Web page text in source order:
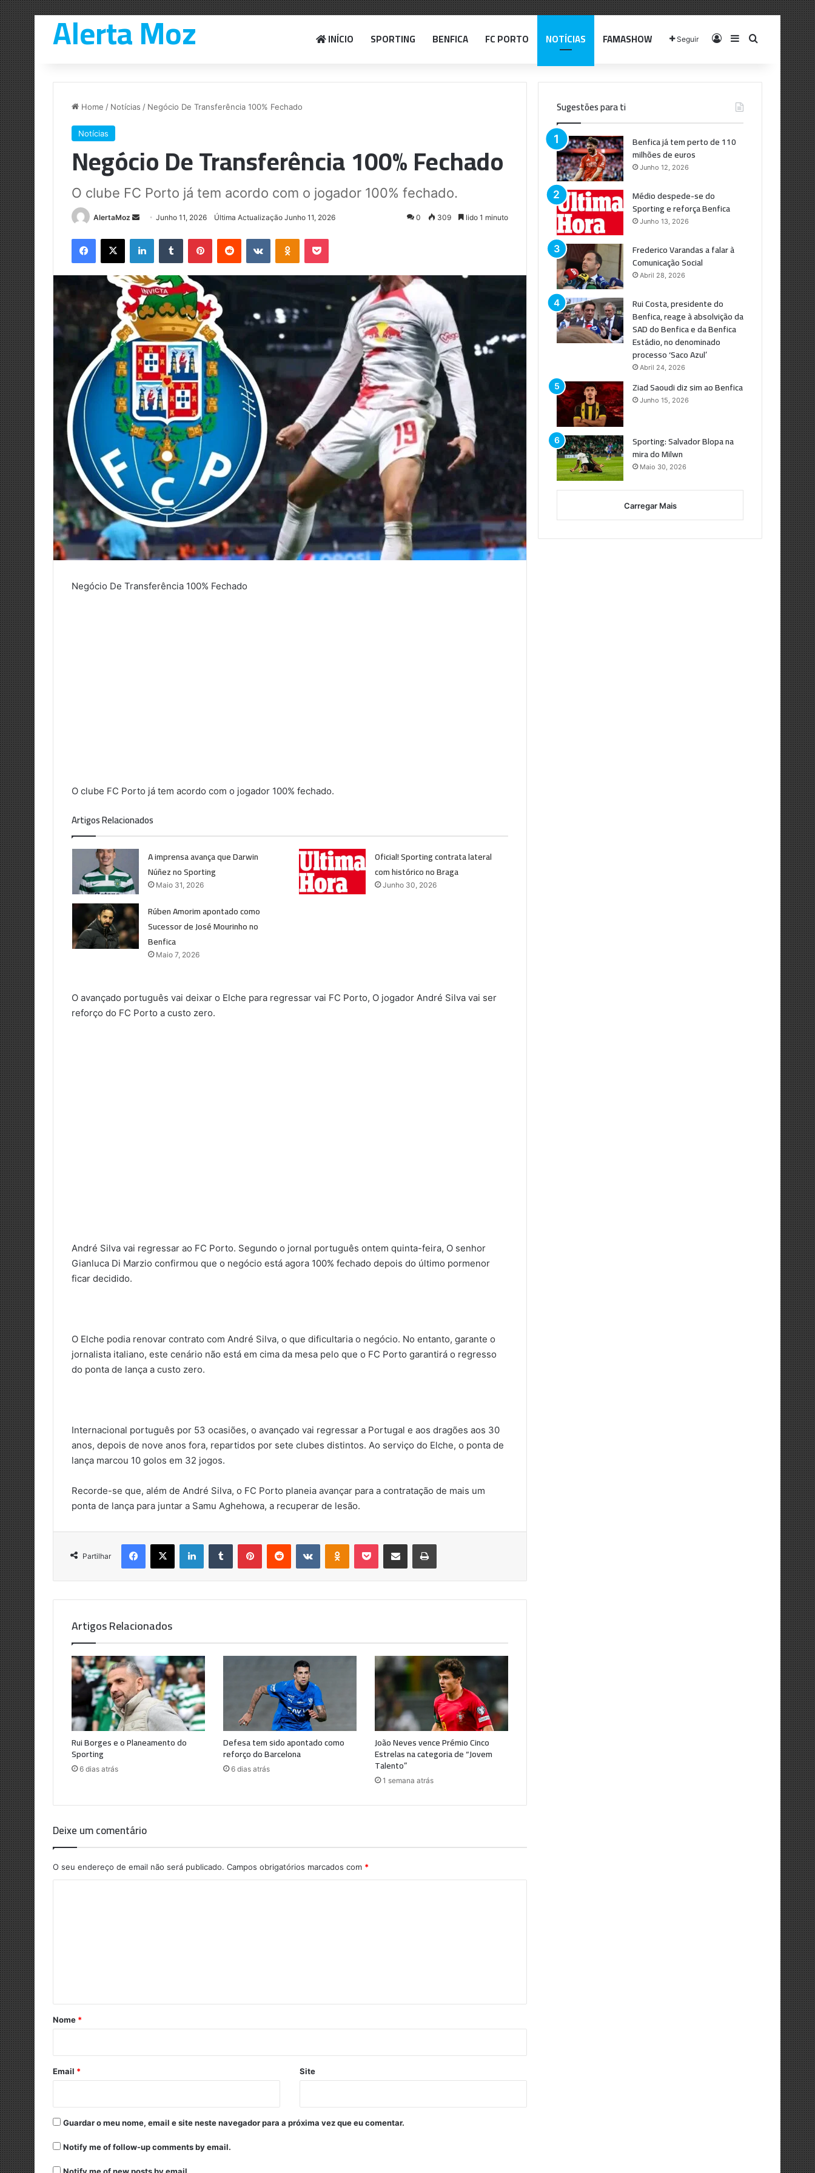
Alerta Moz INÍCIO SPORTING BENFICA FC PORTO NOTÍCIAS FAMASHOW Seguir Log InSidebarPesquisar
Home / Notícias / Negócio De Transferência 100% Fechado
Notícias
Negócio De Transferência 100% Fechado
O clube FC Porto já tem acordo com o jogador 100% fechado.
AlertaMoz
Send
email
Junho 11, 2026 Última Actualização Junho 11, 2026 0 309 lido 1 minuto
Facebook
X LinkedInTumblr PinterestReddit VKontakteOdnoklassniki
Pocket
Negócio De Transferência 100% Fechado
O clube FC Porto já tem acordo com o jogador 100% fechado.
Artigos Relacionados
​A imprensa avança que Darwin
Núñez no Sporting
Maio 31, 2026
Oficial! Sporting contrata lateral
com histórico no Braga
Junho 30, 2026
Rúben Amorim apontado como
Sucessor de José Mourinho no
Benfica
Maio 7, 2026
O avançado português vai deixar o Elche para regressar vai FC Porto, O jogador André Silva vai ser
reforço do FC Porto a custo zero.
André Silva vai regressar ao FC Porto. Segundo o jornal português ontem quinta-feira, O senhor
Gianluca Di Marzio confirmou que o negócio está agora 100% fechado depois do último pormenor
ficar decidido.
O Elche podia renovar contrato com André Silva, o que dificultaria o negócio. No entanto, garante o
jornalista italiano, este cenário não está em cima da mesa pelo que o FC Porto garantirá o regresso
do ponta de lança a custo zero.
Internacional português por 53 ocasiões, o avançado vai regressar a Portugal e aos dragões aos 30
anos, depois de nove anos fora, repartidos por sete clubes distintos. Ao serviço do Elche, o ponta de
lança marcou 10 golos em 32 jogos.
Recorde-se que, além de André Silva, o FC Porto planeia avançar para a contratação de mais um
ponta de lança para juntar a Samu Aghehowa, a recuperar de lesão.
Partilhar
Facebook
X LinkedInTumblr PinterestReddit VKontakteOdnoklassniki
Pocket Partilhar Via Email Imprimir
Artigos Relacionados
Rui Borges e o Planeamento do
Sporting
6 dias atrás
Defesa tem sido apontado como
reforço do Barcelona
6 dias atrás
João Neves vence Prémio Cinco
Estrelas na categoria de “Jovem
Talento”
1 semana atrás
Deixe um comentário
O seu endereço de email não será publicado. Campos obrigatórios marcados com *
r
*
Nome *
Email * Site
Guardar o meu nome, email e site neste navegador para a próxima vez que eu comentar.
Notify me of follow-up comments by email.
Sugestões para ti
Benfica já tem perto de 110
milhões de euros
Junho 12, 2026
Médio despede-se do
Sporting e reforça Benfica
Junho 13, 2026
Frederico Varandas a falar à
Comunicação Social
Abril 28, 2026
Rui Costa, presidente do
Benfica, reage à absolvição da
SAD do Benfica e da Benfica
Estádio, no denominado
processo ‘Saco Azul’
Abril 24, 2026
Ziad Saoudi diz sim ao Benfica
Junho 15, 2026
Sporting: Salvador Blopa na
mira do Milwn
Maio 30, 2026
Carregar Mais